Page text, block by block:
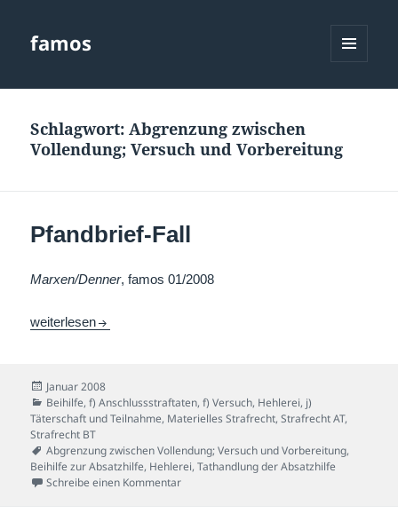
famos
Schlagwort:Abgrenzung zwischen
Vollendung; Versuch und Vorbereitung
Pfandbrief-Fall
Marxen/Denner, famos 01/2008
Pfandbrief-Fall
weiterlesen
Veröffentlicht
am
Januar 2008
Kategorien
Beihilfe,f) Anschlussstraftaten,f) Versuch, Hehlerei, j)
Täterschaft und Teilnahme, Materielles Strafrecht,Strafrecht AT,
Strafrecht BT
Schlagwörter
Abgrenzung zwischen Vollendung; Versuch und Vorbereitung,
Beihilfe zur Absatzhilfe, Hehlerei,Tathandlung der Absatzhilfe
Schreibe einen Kommentarzu Pfandbrief-Fall